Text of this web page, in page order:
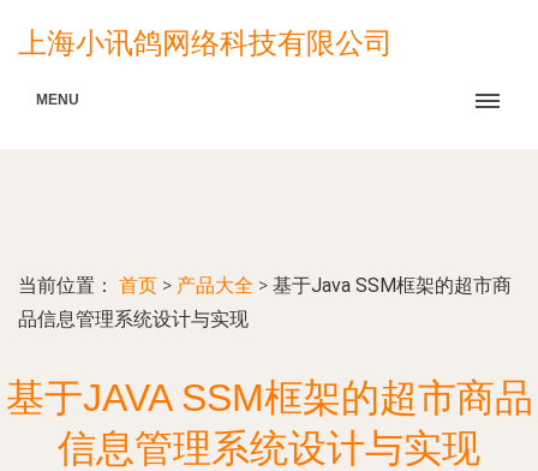
上海小讯鸽网络科技有限公司
MENU
当前位置： 首页 > 产品大全 > 基于Java SSM框架的超市商
品信息管理系统设计与实现
基于JAVA SSM框架的超市商品
信息管理系统设计与实现